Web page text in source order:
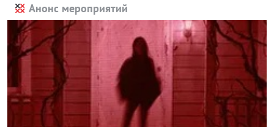
Анонс мероприятий